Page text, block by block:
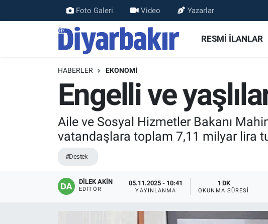
Foto Galeri Video Yazarlar
RESMİ İLANLAR
HABERLER EKONOMİ
Engelli ve
Aile ve Sosyal Hizmetler Bakanı
vatandaşlara toplam 7,11 milyar lira
#Destek
DİLEK AKİN
EDITÖR
05.11.2025 - 10:41
YAYINLANMA
1 DK
OKUNMA SÜRESI
RESMİ İLANLAR
DİYARBAKIR
EKONOMİ
GÜNDEM
Nöbetçi Eczaneler
Namaz Vakitleri
Trafik Durumu
Süper Lig Puan Durumu ve Fikstür
Son Dakika Haberleri